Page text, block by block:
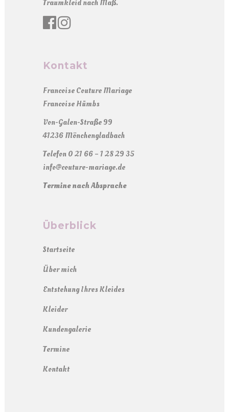
Traumkleid nach Maß.
Kontakt
Francoise Couture Mariage
Francoise Hümbs
Von-Galen-Straße 99
41236 Mönchengladbach
Telefon 0 21 66 – 1 28 29 35
info@couture-mariage.de
Termine nach Absprache
Überblick
Startseite
Über mich
Entstehung Ihres Kleides
Kleider
Kundengalerie
Termine
Kontakt